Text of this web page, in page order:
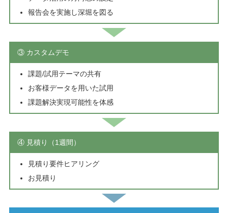
報告会を実施し深堀を図る
③ カスタムデモ
課題/試用テーマの共有
お客様データを用いた試用
課題解決実現可能性を体感
④ 見積り（1週間）
見積り要件ヒアリング
お見積り